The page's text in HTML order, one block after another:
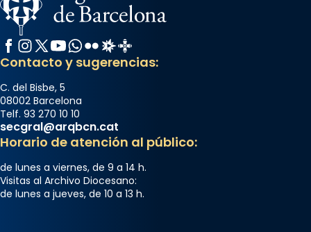
Facebook
Instagram
X / Twitter
YouTube
WhatsApp
FlickrRadio Estel
Catalunya Cristiana
Contacto y sugerencias:
C. del Bisbe, 5
08002 Barcelona
Telf. 93 270 10 10
secgral@arqbcn.cat
Horario de atención al público:
de lunes a viernes, de 9 a 14 h.
Visitas al Archivo Diocesano:
de lunes a jueves, de 10 a 13 h.